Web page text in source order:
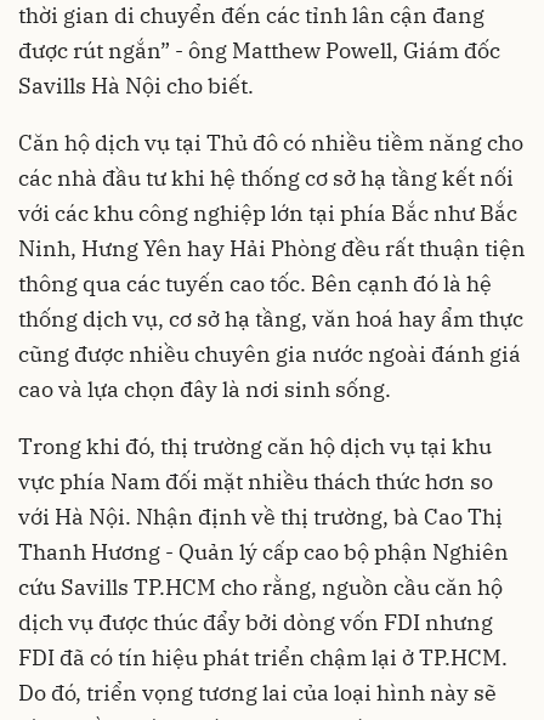
thời gian di chuyển đến các tỉnh lân cận đang
được rút ngắn” - ông Matthew Powell, Giám đốc
Savills Hà Nội cho biết.
Căn hộ dịch vụ tại Thủ đô có nhiều tiềm năng cho
các nhà đầu tư khi hệ thống cơ sở hạ tầng kết nối
với các khu công nghiệp lớn tại phía Bắc như Bắc
Ninh, Hưng Yên hay Hải Phòng đều rất thuận tiện
thông qua các tuyến cao tốc. Bên cạnh đó là hệ
thống dịch vụ, cơ sở hạ tầng, văn hoá hay ẩm thực
cũng được nhiều chuyên gia nước ngoài đánh giá
cao và lựa chọn đây là nơi sinh sống.
Trong khi đó, thị trường căn hộ dịch vụ tại khu
vực phía Nam đối mặt nhiều thách thức hơn so
với Hà Nội. Nhận định về thị trường, bà Cao Thị
Thanh Hương - Quản lý cấp cao bộ phận Nghiên
cứu Savills TP.HCM cho rằng, nguồn cầu căn hộ
dịch vụ được thúc đẩy bởi dòng vốn FDI nhưng
FDI đã có tín hiệu phát triển chậm lại ở TP.HCM.
Do đó, triển vọng tương lai của loại hình này sẽ